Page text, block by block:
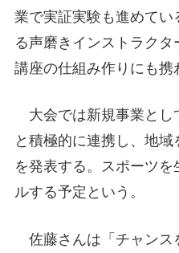
業で実証実験も進めて
る声磨きインストラク
講座の仕組み作りにも携
大会では新規事業とし
と積極的に連携し、地
を発表する。スポーツ
ルする予定という。
佐藤さんは「チャンス